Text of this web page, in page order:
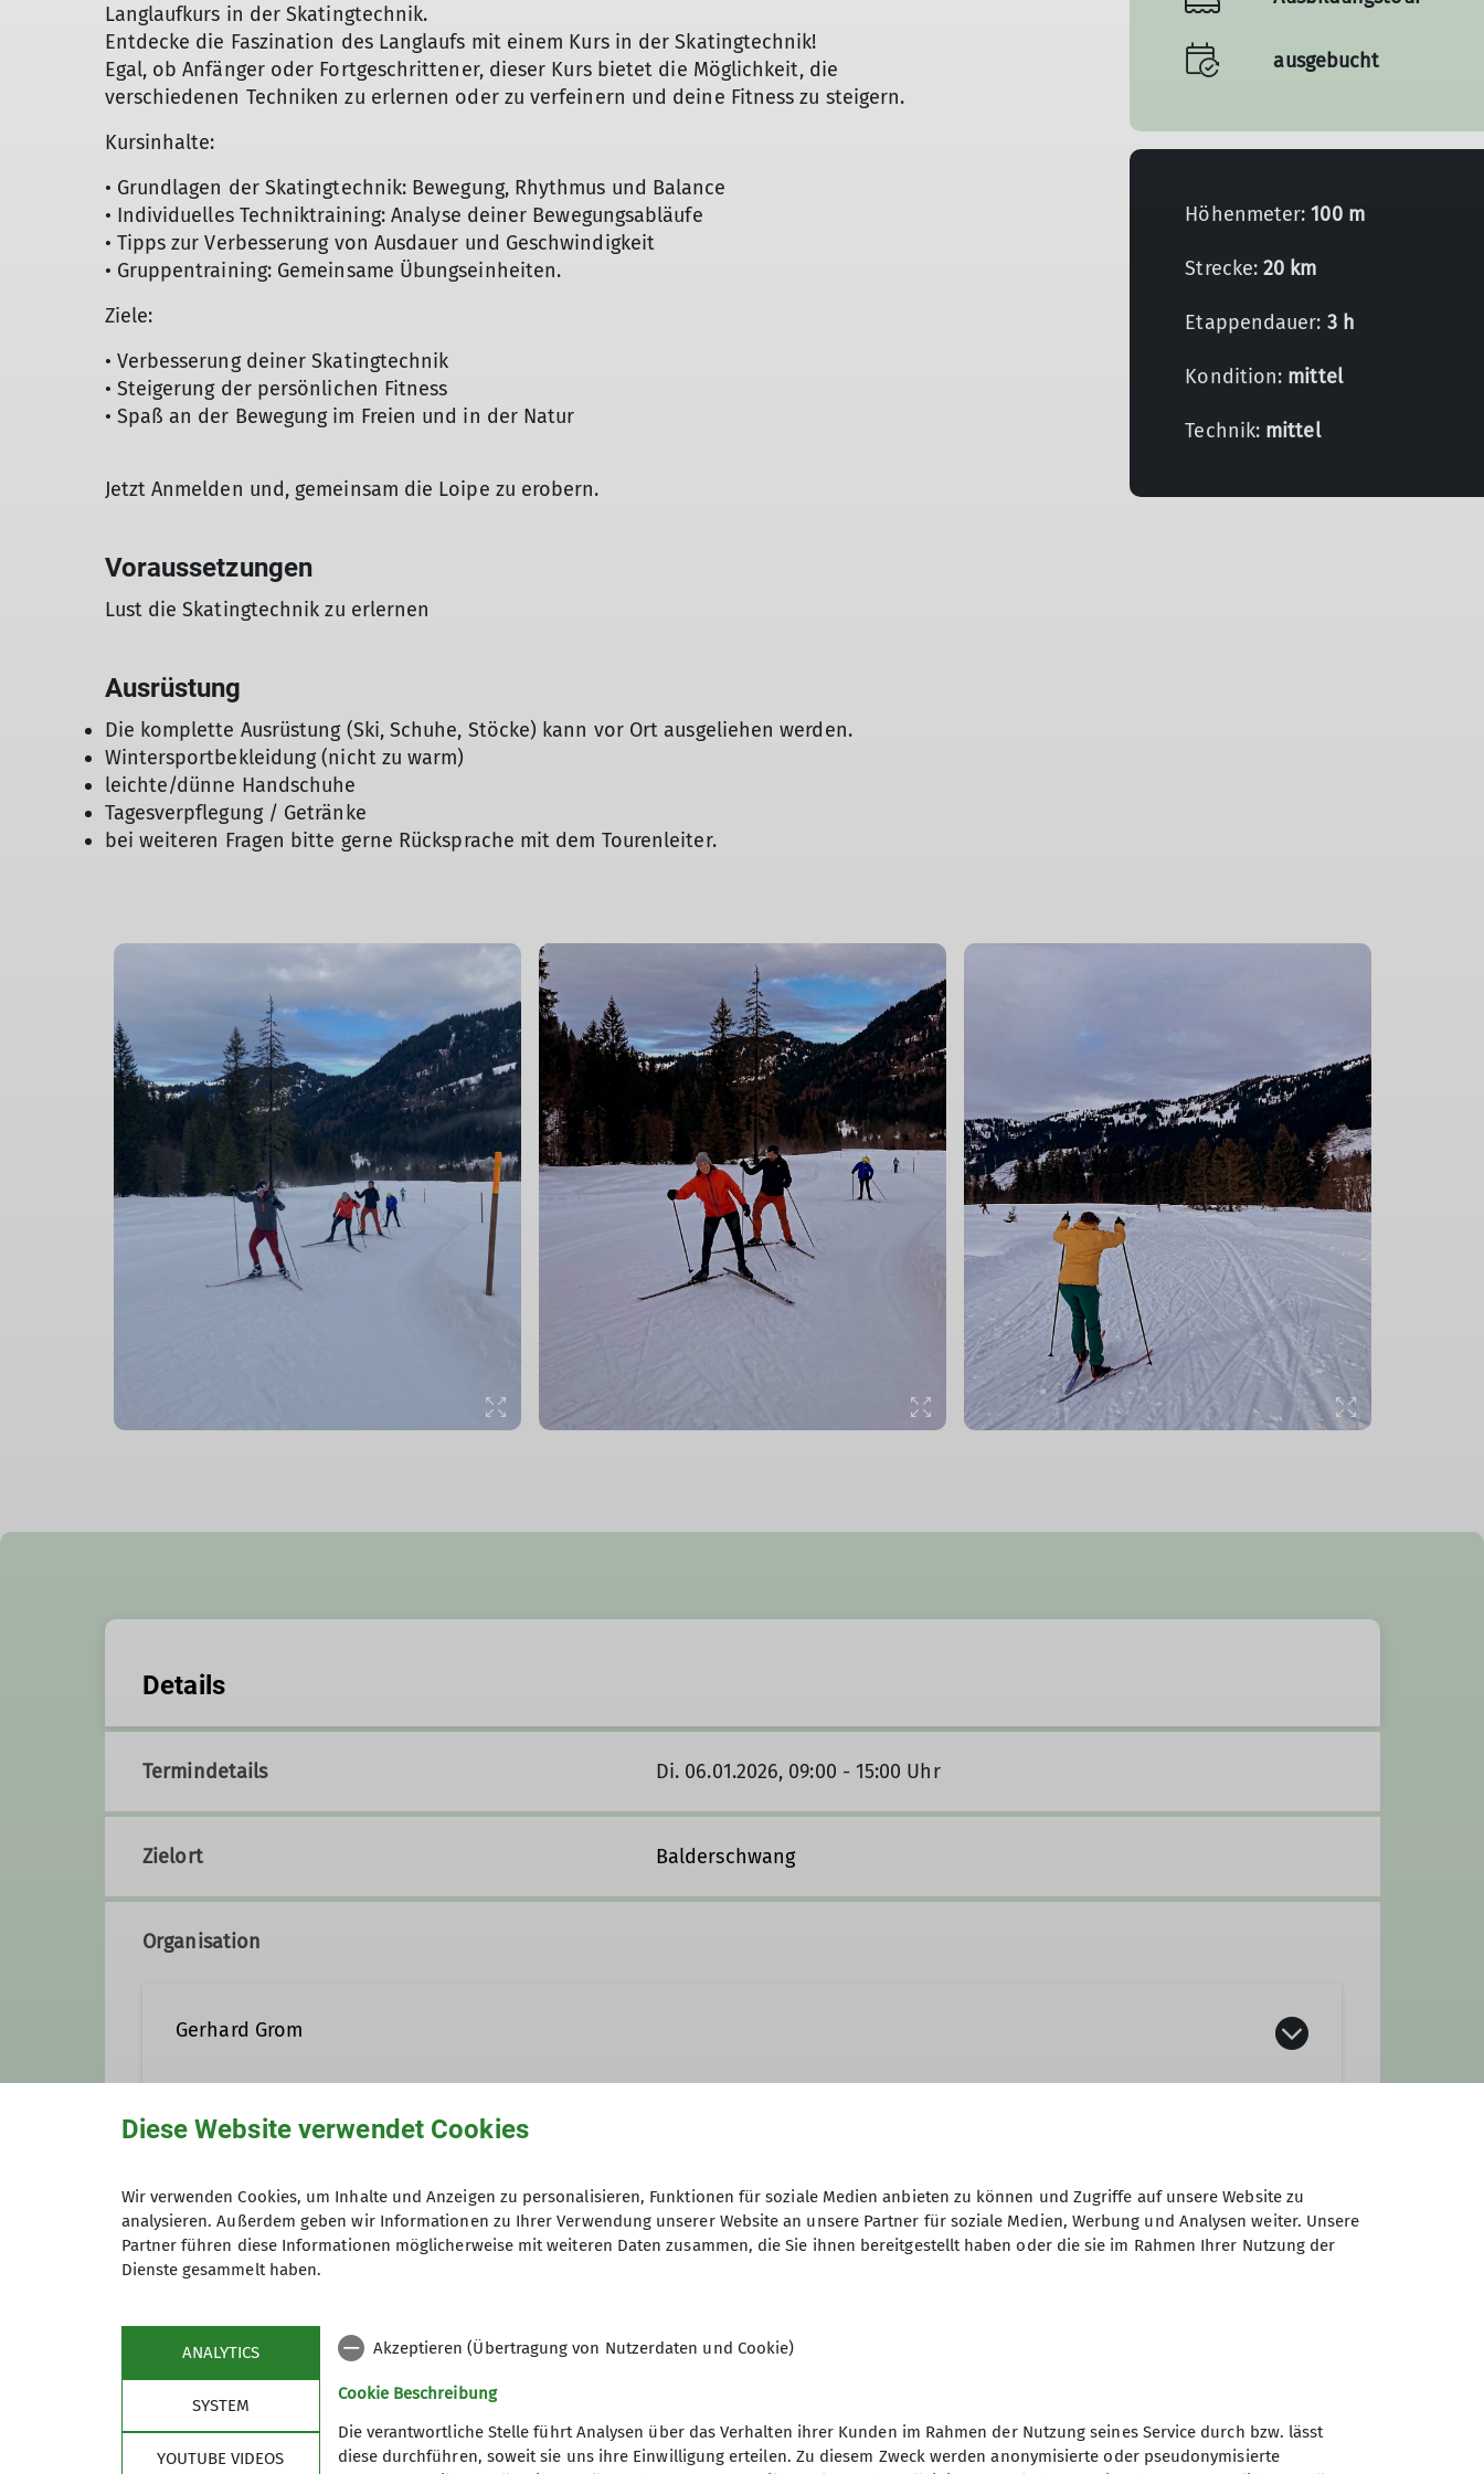
Langlaufkurs in der Skatingtechnik.
Entdecke die Faszination des Langlaufs mit einem Kurs in der Skatingtechnik!
Egal, ob Anfänger oder Fortgeschrittener, dieser Kurs bietet die Möglichkeit, die
verschiedenen Techniken zu erlernen oder zu verfeinern und deine Fitness zu steigern.
Kursinhalte:
• Grundlagen der Skatingtechnik: Bewegung, Rhythmus und Balance
• Individuelles Techniktraining: Analyse deiner Bewegungsabläufe
• Tipps zur Verbesserung von Ausdauer und Geschwindigkeit
• Gruppentraining: Gemeinsame Übungseinheiten.
Ziele:
• Verbesserung deiner Skatingtechnik
• Steigerung der persönlichen Fitness
• Spaß an der Bewegung im Freien und in der Natur
Jetzt Anmelden und, gemeinsam die Loipe zu erobern.
Voraussetzungen
Lust die Skatingtechnik zu erlernen
Ausrüstung
Die komplette Ausrüstung (Ski, Schuhe, Stöcke) kann vor Ort ausgeliehen werden.
Wintersportbekleidung (nicht zu warm)
leichte/dünne Handschuhe
Tagesverpflegung / Getränke
bei weiteren Fragen bitte gerne Rücksprache mit dem Tourenleiter.
ausgebucht
Höhenmeter:100 m
Strecke:20 km
Etappendauer: 3 h
Kondition: mittel
Technik: mittel
© DAV Sigmaringen / Gerhard Grom
Details
Termindetails Di. 06.01.2026, 09:00 - 15:00 Uhr
Zielort Balderschwang
Organisation
Gerhard Grom
gerhard.grom@dav-sigmaringen.de
Qualifikationen
Trainer*in C MTB Guide
Ämter
zentrale Anmeldeseite
Maximale Teilnehmeranzahl
Diese Website verwendet Cookies
Wir verwenden Cookies, um Inhalte und Anzeigen zu personalisieren, Funktionen für soziale Medien anbieten zu können und Zugriffe auf unsere Website zu
analysieren. Außerdem geben wir Informationen zu Ihrer Verwendung unserer Website an unsere Partner für soziale Medien, Werbung und Analysen weiter. Unsere
Partner führen diese Informationen möglicherweise mit weiteren Daten zusammen, die Sie ihnen bereitgestellt haben oder die sie im Rahmen Ihrer Nutzung der
Dienste gesammelt haben.
ANALYTICS
SYSTEM
YOUTUBE VIDEOS
Akzeptieren (Übertragung von Nutzerdaten und Cookie)
Cookie Beschreibung
Die verantwortliche Stelle führt Analysen über das Verhalten ihrer Kunden im Rahmen der Nutzung seines Service durch bzw. lässt
diese durchführen, soweit sie uns ihre Einwilligung erteilen. Zu diesem Zweck werden anonymisierte oder pseudonymisierte